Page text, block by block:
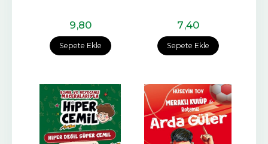
Sepete Ekle
9,80
Sepete Ekle
7,40